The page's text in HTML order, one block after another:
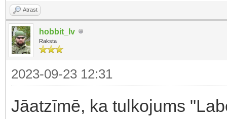
Atrast
hobbit_lv
Raksta
2023-09-23 12:31
Jāatzīmē, ka tulkojums